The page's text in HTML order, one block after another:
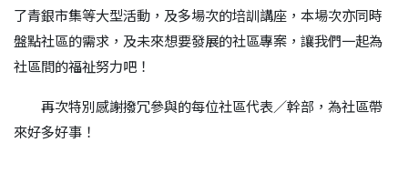
了青銀市集等大型活動，及多場次的培訓講座，本場次亦同時
盤點社區的需求，及未來想要發展的社區專案，讓我們一起為
社區間的福祉努力吧！
再次特別感謝撥冗參與的每位社區代表／幹部，為社區帶
來好多好事！